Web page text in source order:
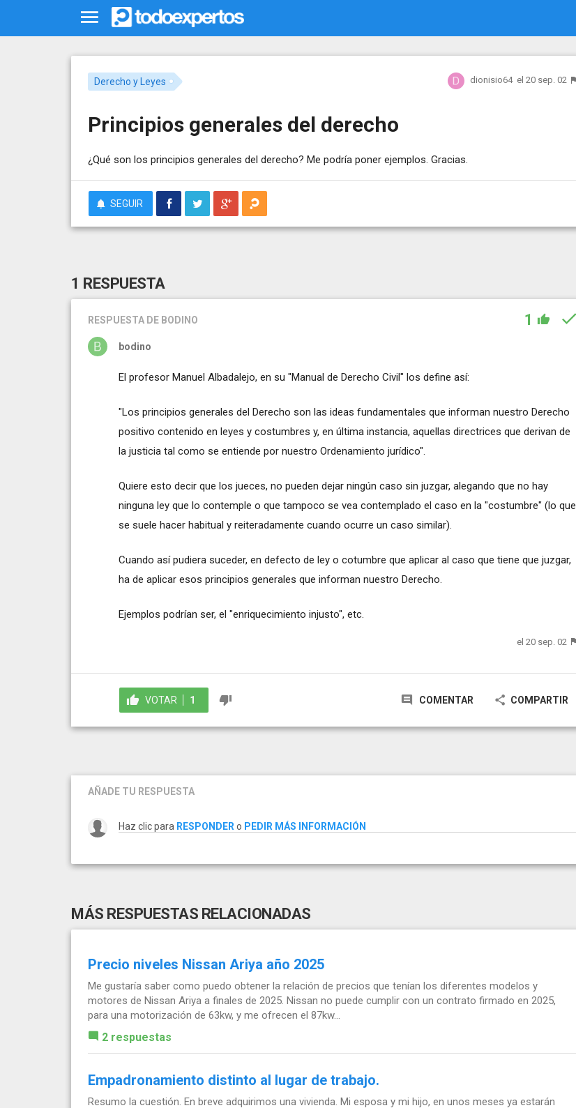
Derecho y Leyes dionisio64 el 20 sep. 02
Principios generales del derecho
¿Qué son los principios generales del derecho? Me podría poner ejemplos. Gracias.
SEGUIR
1 RESPUESTA
RESPUESTA DE BODINO 1
bodino
El profesor Manuel Albadalejo, en su "Manual de Derecho Civil" los define así:
"Los principios generales del Derecho son las ideas fundamentales que informan nuestro Derecho
positivo contenido en leyes y costumbres y, en última instancia, aquellas directrices que derivan de
la justicia tal como se entiende por nuestro Ordenamiento jurídico".
Quiere esto decir que los jueces, no pueden dejar ningún caso sin juzgar, alegando que no hay
ninguna ley que lo contemple o que tampoco se vea contemplado el caso en la "costumbre" (lo que
se suele hacer habitual y reiteradamente cuando ocurre un caso similar).
Cuando así pudiera suceder, en defecto de ley o cotumbre que aplicar al caso que tiene que juzgar,
ha de aplicar esos principios generales que informan nuestro Derecho.
Ejemplos podrían ser, el "enriquecimiento injusto", etc.
el 20 sep. 02
VOTAR 1 COMENTAR COMPARTIR
AÑADE TU RESPUESTA
Haz clic para RESPONDER o PEDIR MÁS INFORMACIÓN
MÁS RESPUESTAS RELACIONADAS
Precio niveles Nissan Ariya año 2025
Me gustaría saber como puedo obtener la relación de precios que tenían los diferentes modelos y
motores de Nissan Ariya a finales de 2025. Nissan no puede cumplir con un contrato firmado en 2025,
para una motorización de 63kw, y me ofrecen el 87kw...
2 respuestas
Empadronamiento distinto al lugar de trabajo.
Resumo la cuestión. En breve adquirimos una vivienda. Mi esposa y mi hijo, en unos meses ya estarán